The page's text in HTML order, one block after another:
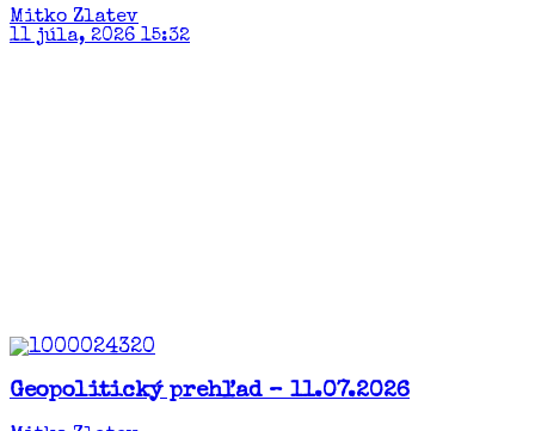
Mitko Zlatev
11 júla, 2026 15:32
Geopolitický prehľad – 11.07.2026